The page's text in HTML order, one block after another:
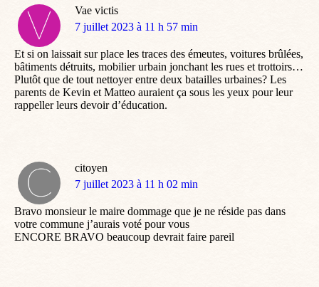
Vae victis
dit
7 juillet 2023 à 11 h 57 min
Et si on laissait sur place les traces des émeutes, voitures brûlées,
bâtiments détruits, mobilier urbain jonchant les rues et trottoirs…
Plutôt que de tout nettoyer entre deux batailles urbaines? Les
parents de Kevin et Matteo auraient ça sous les yeux pour leur
rappeller leurs devoir d’éducation.
citoyen
dit
7 juillet 2023 à 11 h 02 min
Bravo monsieur le maire dommage que je ne réside pas dans
votre commune j’aurais voté pour vous
ENCORE BRAVO beaucoup devrait faire pareil